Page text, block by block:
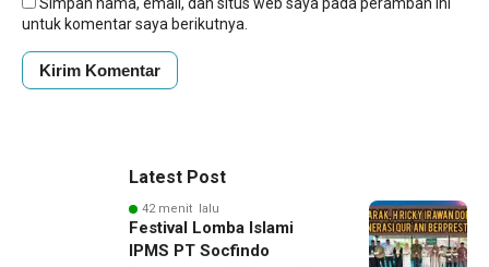
Simpan nama, email, dan situs web saya pada peramban ini
untuk komentar saya berikutnya.
Latest Post
42 menit lalu
Festival Lomba Islami
IPMS PT Socfindo